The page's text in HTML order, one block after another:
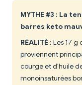
MYTHE #3 : La
barres keto
RÉALITÉ : Les 17 g
proviennent
courge et d'huile
monoinsaturées